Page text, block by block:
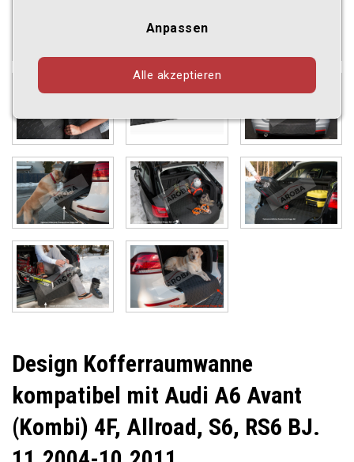
Design Kofferraumwanne
kompatibel mit Audi A6 Avant
(Kombi) 4F, Allroad, S6, RS6 BJ.
Anpassen
Alle akzeptieren